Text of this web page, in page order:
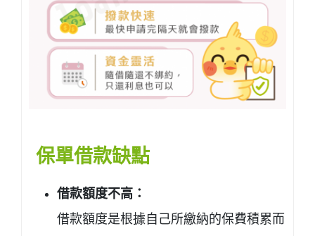
保單借款缺點
借款額度不高：
借款額度是根據自己所繳納的保費積累而